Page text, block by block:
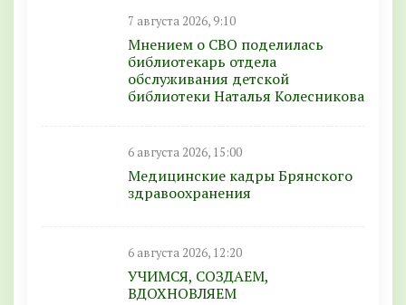
7 августа 2026, 9:10
Мнением о СВО поделилась
библиотекарь отдела
обслуживания детской
библиотеки Наталья Колесникова
6 августа 2026, 15:00
Медицинские кадры Брянского
здравоохранения
6 августа 2026, 12:20
УЧИМСЯ, СОЗДАЕМ,
ВДОХНОВЛЯЕМ